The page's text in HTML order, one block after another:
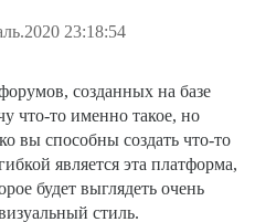
23:18:54
созданных на базе
что-то именно такое, но
вы способны создать что-то
является эта платформа,
будет выглядеть очень
стиль.